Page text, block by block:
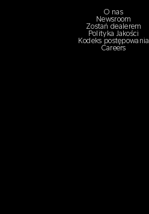
O nas
Newsroom
Zostań dealerem
Polityka Jakości
Kodeks postępowania
Careers